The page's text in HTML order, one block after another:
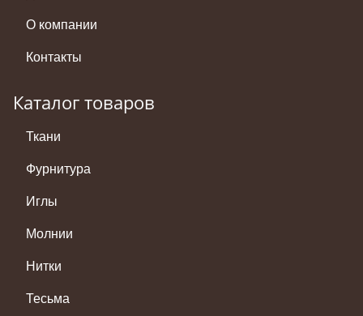
О компании
Контакты
Каталог товаров
Ткани
Фурнитура
Иглы
Молнии
Нитки
Тесьма